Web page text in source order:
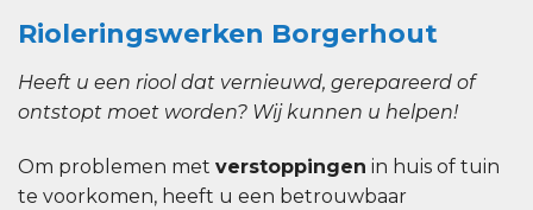
Rioleringswerken Borgerhout
Heeft u een riool dat vernieuwd, gerepareerd of
ontstopt moet worden? Wij kunnen u helpen!
Om problemen met verstoppingen in huis of tuin
te voorkomen, heeft u een betrouwbaar